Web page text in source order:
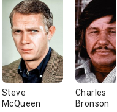
Steve
McQueen
Charles
Bronson